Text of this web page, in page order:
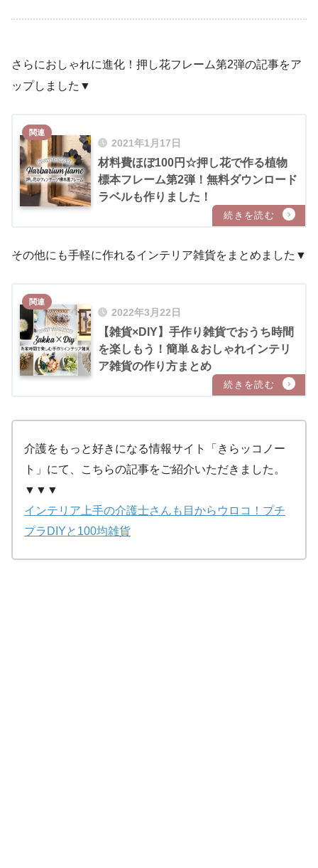
さらにおしゃれに進化！押し花フレーム第2弾の記事をア
ップしました▼
2021年1月17日
材料費ほぼ100円☆押し花で作る植物
標本フレーム第2弾！無料ダウンロード
ラベルも作りました！
その他にも手軽に作れるインテリア雑貨をまとめました▼
2022年3月22日
【雑貨×DIY】手作り雑貨でおうち時間
を楽しもう！簡単＆おしゃれインテリ
ア雑貨の作り方まとめ
介護をもっと好きになる情報サイト「きらッコノー
ト」にて、こちらの記事をご紹介いただきました。
▼▼▼
インテリア上手の介護士さんも目からウロコ！プチ
プラDIYと100均雑貨